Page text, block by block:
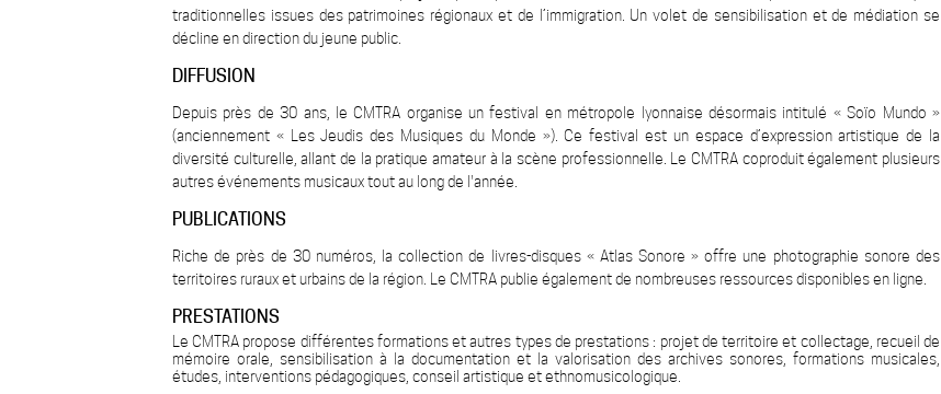
traditionnelles issues des patrimoines régionaux et de l’immigration. Un volet de sensibilisation et de médiation se
décline en direction du jeune public.
DIFFUSION
Depuis près de 30 ans, le CMTRA organise un festival en métropole lyonnaise désormais intitulé « Soïo Mundo »
(anciennement « Les Jeudis des Musiques du Monde »). Ce festival est un espace d’expression artistique de la
diversité culturelle, allant de la pratique amateur à la scène professionnelle. Le CMTRA coproduit également plusieurs
autres événements musicaux tout au long de l'année.
PUBLICATIONS
Riche de près de 30 numéros, la collection de livres-disques « Atlas Sonore » offre une photographie sonore des
territoires ruraux et urbains de la région. Le CMTRA publie également de nombreuses ressources disponibles en ligne.
PRESTATIONS
Le CMTRA propose différentes formations et autres types de prestations : projet de territoire et collectage, recueil de
mémoire orale, sensibilisation à la documentation et la valorisation des archives sonores, formations musicales,
études, interventions pédagogiques, conseil artistique et ethnomusicologique.